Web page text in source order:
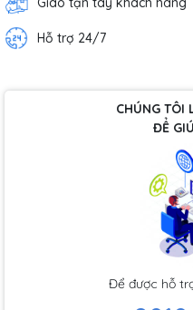
Hỗ trợ 24/7
CHÚNG TÔI
ĐỂ
Để được hỗ